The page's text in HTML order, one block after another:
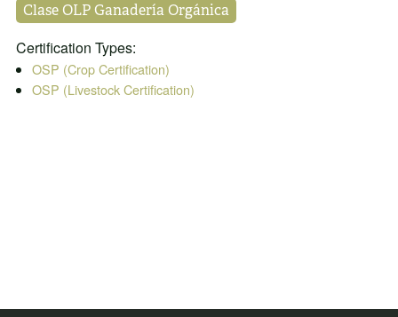
Clase OLP Ganadería Orgánica
Certification Types:
OSP (Crop Certification)
OSP (Livestock Certification)